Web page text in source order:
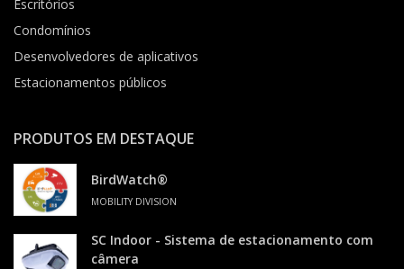
Escritórios
Condomínios
Desenvolvedores de aplicativos
Estacionamentos públicos
PRODUTOS EM DESTAQUE
BirdWatch®
MOBILITY DIVISION
SC Indoor - Sistema de estacionamento com
câmera